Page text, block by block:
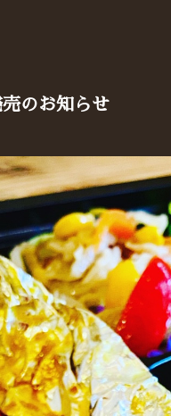
のお知らせ